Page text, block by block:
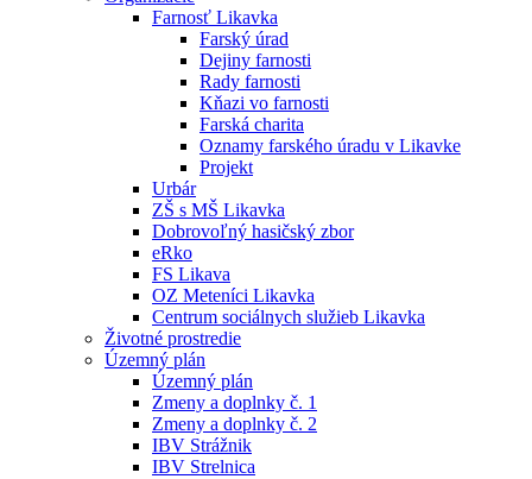
Farnosť Likavka
Farský úrad
Dejiny farnosti
Rady farnosti
Kňazi vo farnosti
Farská charita
Oznamy farského úradu v Likavke
Projekt
Urbár
ZŠ s MŠ Likavka
Dobrovoľný hasičský zbor
eRko
FS Likava
OZ Meteníci Likavka
Centrum sociálnych služieb Likavka
Životné prostredie
Územný plán
Územný plán
Zmeny a doplnky č. 1
Zmeny a doplnky č. 2
IBV Strážnik
IBV Strelnica